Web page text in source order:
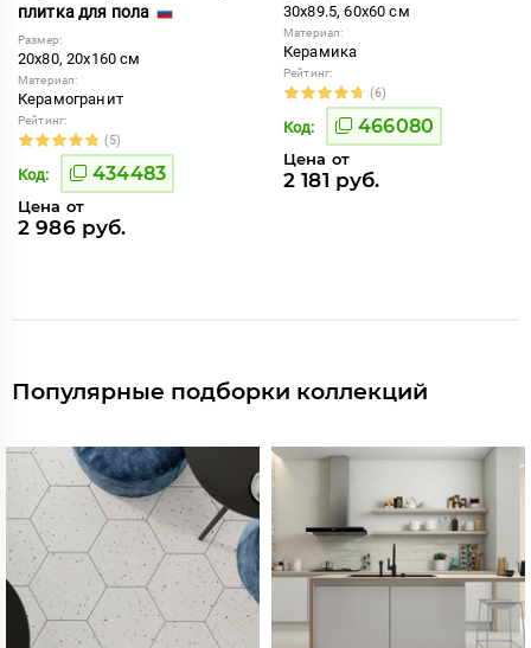
плитка для пола
Размер:
20x80, 20x160 см
Материал:
Керамогранит
Рейтинг:
(5)
Код: 434483
Цена от
2 986 руб.
30x89.5, 60x60 см
Материал:
Керамика
Рейтинг:
(6)
Код: 466080
Цена от
2 181 руб.
Популярные подборки коллекций